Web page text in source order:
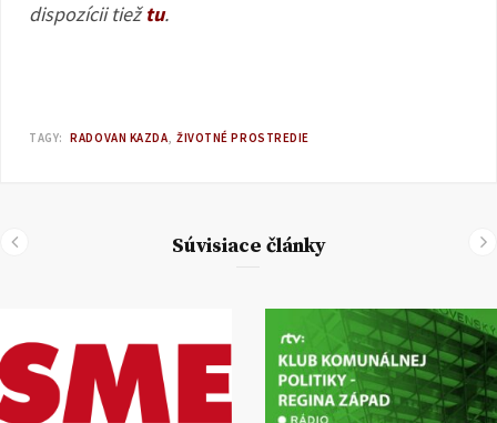
dispozícii tiežtu.
TAGY: RADOVAN KAZDA ŽIVOTNÉ PROSTREDIE
Súvisiace články